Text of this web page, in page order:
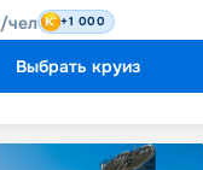
/чел +1 000
Выбрать круиз